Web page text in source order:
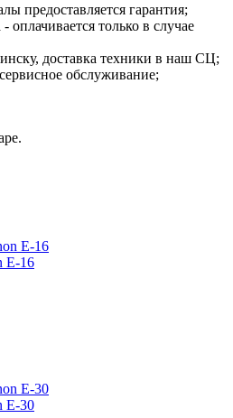
предоставляется гарантия;
оплачивается только в случае
доставка техники в наш СЦ;
обслуживание;
E-16
E-30